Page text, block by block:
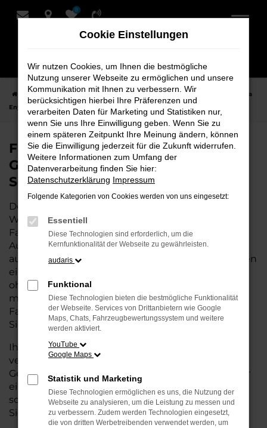
Zum
0
Startseite Weyhe Škoda Škoda Enyaq
Finden Sie Ihren Škoda
Enyaq Gebrauchtwagen für Weyhe bei Schmidt + Koch
Finden Sie Ihren Škoda Enyaq
Gebrauchtwagen für Weyhe bei
Schmidt + Koch
Der Škoda Enyaq ist die perfekte Wahl für alle in
Weyhe, die ein zuverlässiges und modernes
Fahrzeug suchen.Mit seiner erstklassigen
Ausstattung, der niedrigen Laufleistung und der
ausgezeichneten Pflege ist dieser Gebrauchtwagen
eine kostengünstige Alternative zum Neuwagen,
ohne auf Komfort und Qualität verzichten zu
müssen. Ob im Stadtverkehr oder für längere
Fahrten, der Enyaq überzeugt durch Fahrkomfort,
Sicherheit und Wirtschaftlichkeit.
Ihr Škoda Autohaus in Weyhe ist Ihr
vertrauenswürdiger Partner, wenn es um
Gebrauchtwagen geht. Wir bieten Ihnen nicht nur
eine große Auswahl an geprüften Fahrzeugen,
sondern auch eine fachkundige Beratung, damit
Sie das für Sie passende Modell finden.
Cookie Einstellungen
Wir nutzen Cookies, um Ihnen die bestmögliche
Nutzung unserer Webseite zu ermöglichen und unsere
Kommunikation mit Ihnen zu verbessern. Wir
berücksichtigen hierbei Ihre Präferenzen und
verarbeiten Daten für Marketing und Statistiken nur,
wenn Sie uns Ihre Einwilligung geben. Wenn Sie zu
einem späteren Zeitpunkt Ihre Meinung ändern, können
Sie die Einwilligung jederzeit für die Zukunft widerrufen.
Weitere Informationen zum Umfang der
Datenverarbeitung finden Sie hier:
Datenschutzerklärung Impressum
Folgende Kategorien von Cookies werden von uns eingesetzt:
Essentiell
Diese Technologien sind erforderlich, um die
Kernfunktionalität der Webseite zu gewährleisten.
audaris
Funktional
Diese Technologien bieten die bestmögliche Funktionalität
der Webseite. Services von Drittanbietern wie Google
Maps, Chats, Fahrzeugbewertungssystem und weitere
werden aktiviert.
YouTube
Google Maps
Statistik und Marketing
Diese Technologien ermöglichen es uns, die Nutzung der
Webseite zu analysieren, um die Leistung zu messen und
zu verbessern. Zudem werden Technologien eingesetzt,
die von dritten Werbetreibenden verwendet werden, um